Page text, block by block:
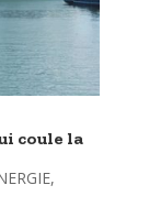
coule la
,